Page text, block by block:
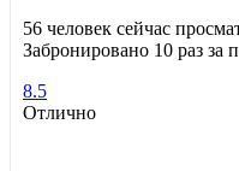
56 человек сейчас
Забронировано 10 раз за
8.5
Отлично